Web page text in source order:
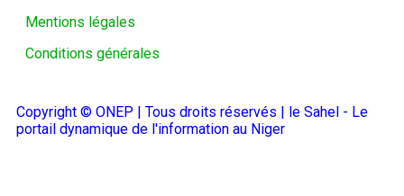
Mentions légales
Conditions générales
Copyright © ONEP | Tous droits réservés | le Sahel - Le
portail dynamique de l'information au Niger